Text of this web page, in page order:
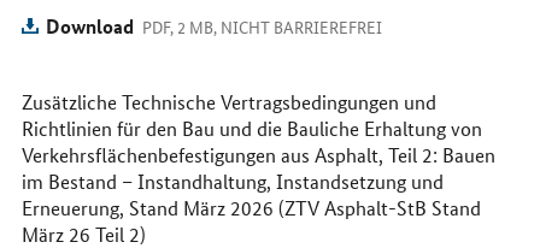
uns
im
Download PDF, 2 MB, NICHT BARRIEREFREI
Zusätzliche Technische Vertragsbedingungen und
Richtlinien für den Bau und die Bauliche Erhaltung von
Verkehrsflächenbefestigungen aus Asphalt, Teil 2: Bauen
im Bestand – Instandhaltung, Instandsetzung und
Erneuerung, Stand März 2026 (ZTV Asphalt-StB Stand
März 26 Teil 2)